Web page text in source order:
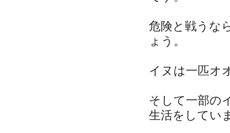
危険と戦うな
ょう。
イヌは一匹オ
そして一部の
生活をしてい